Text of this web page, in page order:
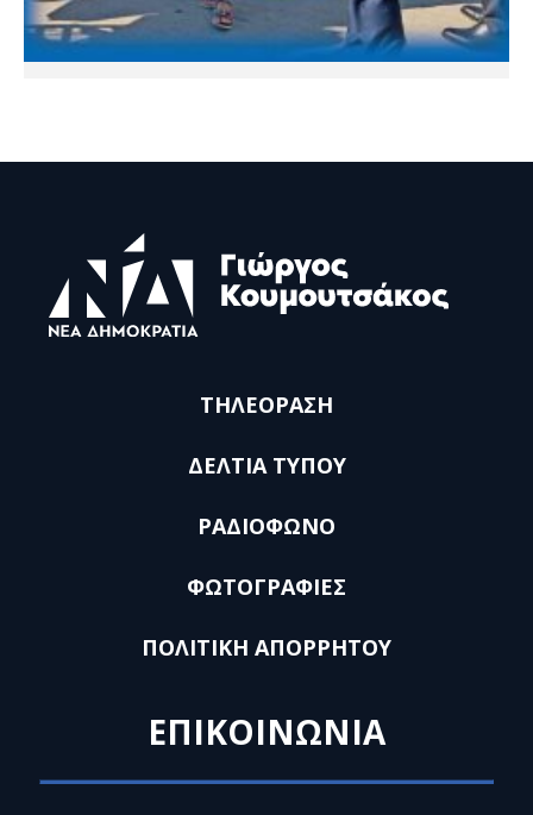
ΤΗΛΕΟΡΑΣΗ
ΔΕΛΤΙΑ ΤΥΠΟΥ
ΡΑΔΙΟΦΩΝΟ
ΦΩΤΟΓΡΑΦΙΕΣ
ΠΟΛΙΤΙΚΗ ΑΠΟΡΡΗΤΟΥ
ΕΠΙΚΟΙΝΩΝΙΑ